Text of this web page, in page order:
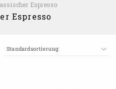
Espresso
Espresso